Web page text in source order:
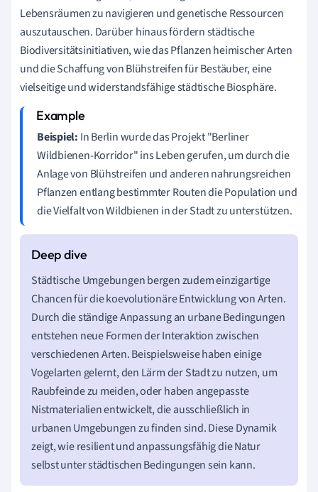
Lebensräumen zu navigieren und genetische Ressourcen
auszutauschen. Darüber hinaus fördern städtische
Biodiversitätsinitiativen, wie das Pflanzen heimischer Arten
und die Schaffung von Blühstreifen für Bestäuber, eine
vielseitige und widerstandsfähige städtische Biosphäre.
Beispiel: In Berlin wurde das Projekt "Berliner
Wildbienen-Korridor" ins Leben gerufen, um durch die
Anlage von Blühstreifen und anderen nahrungsreichen
Pflanzen entlang bestimmter Routen die Population und
die Vielfalt von Wildbienen in der Stadt zu unterstützen.
Städtische Umgebungen bergen zudem einzigartige
Chancen für die koevolutionäre Entwicklung von Arten.
Durch die ständige Anpassung an urbane Bedingungen
entstehen neue Formen der Interaktion zwischen
verschiedenen Arten. Beispielsweise haben einige
Vogelarten gelernt, den Lärm der Stadt zu nutzen, um
Raubfeinde zu meiden, oder haben angepasste
Nistmaterialien entwickelt, die ausschließlich in
urbanen Umgebungen zu finden sind. Diese Dynamik
zeigt, wie resilient und anpassungsfähig die Natur
selbst unter städtischen Bedingungen sein kann.